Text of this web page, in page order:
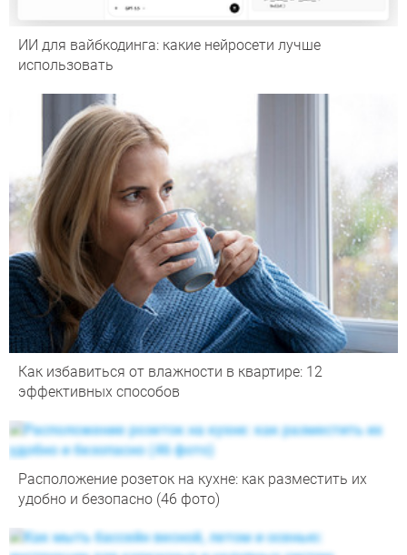
ИИ для вайбкодинга: какие нейросети лучше
использовать
Как избавиться от влажности в квартире: 12
эффективных способов
Расположение розеток на кухне: как разместить их
удобно и безопасно (46 фото)